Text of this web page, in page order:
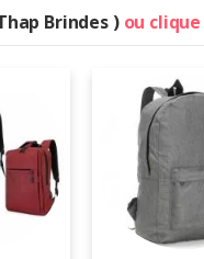
Brindes ) ou